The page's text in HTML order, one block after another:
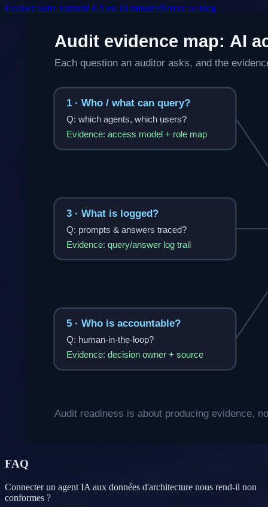
Évaluez votre maturité EA en 10 minutesRetour au blog
FAQ
Connecter un agent IA aux données d'architecture nous rend-il non
conformes ?